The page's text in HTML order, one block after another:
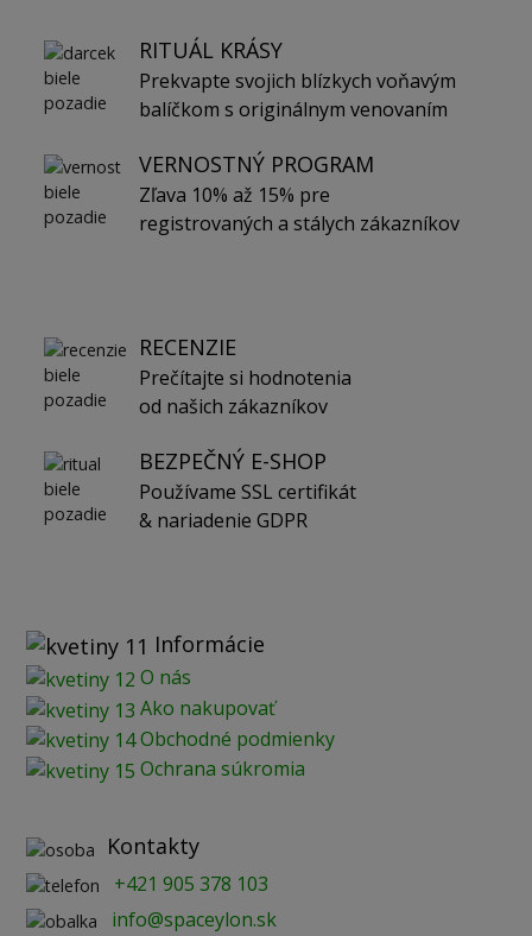
RITUÁL KRÁSY
Prekvapte svojich blízkych voňavým
balíčkom s originálnym venovaním
VERNOSTNÝ PROGRAM
Zľava 10% až 15% pre
registrovaných a stálych zákazníkov
RECENZIE
Prečítajte si hodnotenia
od našich zákazníkov
BEZPEČNÝ E-SHOP
Používame SSL certifikát
& nariadenie GDPR
Informácie
O nás
Ako nakupovať
Obchodné podmienky
Ochrana súkromia
Kontakty
+421 905 378 103
info@spaceylon.sk